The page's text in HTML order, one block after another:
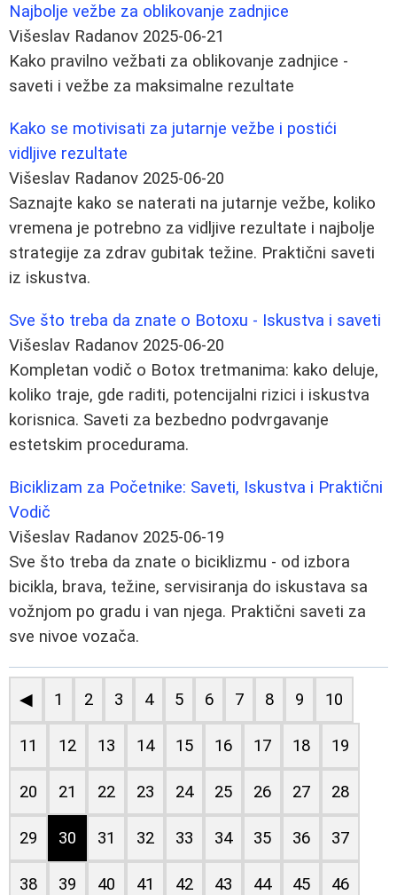
Najbolje vežbe za oblikovanje zadnjice
Višeslav Radanov 2025-06-21
Kako pravilno vežbati za oblikovanje zadnjice -
saveti i vežbe za maksimalne rezultate
Kako se motivisati za jutarnje vežbe i postići
vidljive rezultate
Višeslav Radanov 2025-06-20
Saznajte kako se naterati na jutarnje vežbe, koliko
vremena je potrebno za vidljive rezultate i najbolje
strategije za zdrav gubitak težine. Praktični saveti
iz iskustva.
Sve što treba da znate o Botoxu - Iskustva i saveti
Višeslav Radanov 2025-06-20
Kompletan vodič o Botox tretmanima: kako deluje,
koliko traje, gde raditi, potencijalni rizici i iskustva
korisnica. Saveti za bezbedno podvrgavanje
estetskim procedurama.
Biciklizam za Početnike: Saveti, Iskustva i Praktični
Vodič
Višeslav Radanov 2025-06-19
Sve što treba da znate o biciklizmu - od izbora
bicikla, brava, težine, servisiranja do iskustava sa
vožnjom po gradu i van njega. Praktični saveti za
sve nivoe vozača.
◀ 1 2 3 4 5 6 7 8 9 10
11 12 13 14 15 16 17 18 19
20 21 22 23 24 25 26 27 28
29 30 31 32 33 34 35 36 37
38 39 40 41 42 43 44 45 46